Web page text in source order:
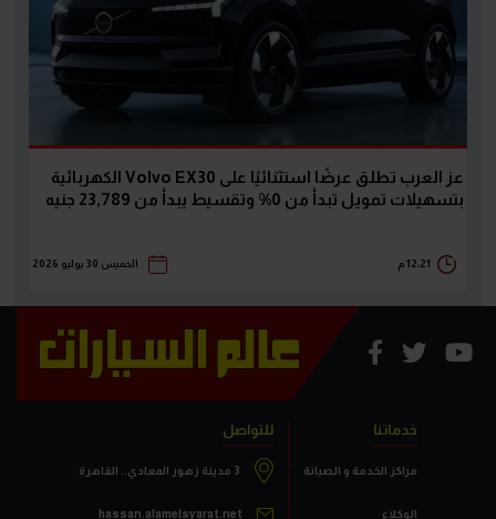
عز العرب تطلق عرضًا استثنائيًا على Volvo EX30 الكهربائية
بتسهيلات تمويل تبدأ من 0% وتقسيط يبدأ من 23,789 جنيه
12:21 م الخميس 30 يوليو 2026
خدماتنا
مراكز الخدمة و الصيانة
الوكلاء
للتواصل
3 مدينة زهور المعادي.. القاهرة
hassan.alamelsyarat.net